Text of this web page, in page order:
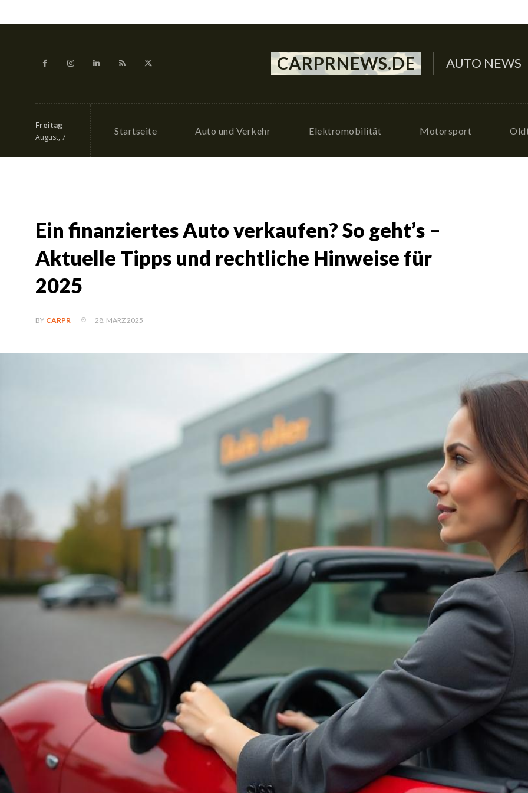
CARPRNEWS.DE AUTO NEWS
Freitag
August, 7
Startseite Auto und Verkehr Elektromobilität Motorsport
Ein finanziertes Auto verkaufen? So geht’s –
Aktuelle Tipps und rechtliche Hinweise für
2025
BY CARPR 28. MÄRZ 2025